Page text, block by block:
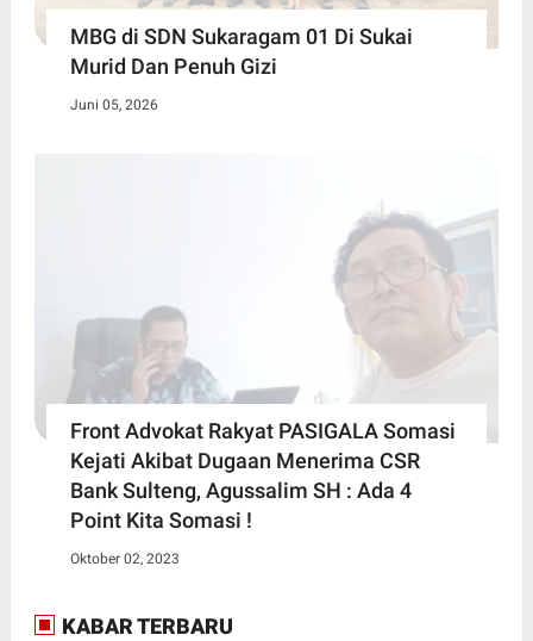
MBG di SDN Sukaragam 01 Di Sukai
Murid Dan Penuh Gizi
Juni 05, 2026
Front Advokat Rakyat PASIGALA Somasi
Kejati Akibat Dugaan Menerima CSR
Bank Sulteng, Agussalim SH : Ada 4
Point Kita Somasi !
Oktober 02, 2023
KABAR TERBARU